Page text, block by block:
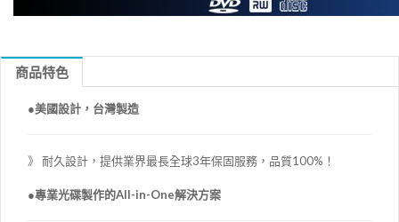
商品特色
●美國設計，台灣製造
》 耐久設計，提供業界最長全球3年保固服務，品質100%！
●專業光碟製作的All-in-One解決方案